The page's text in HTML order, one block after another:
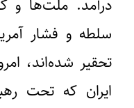
درآمد. ملت‌ها و
سلطه و فشار
تحقیر شده‌اند،
ایران که تحت